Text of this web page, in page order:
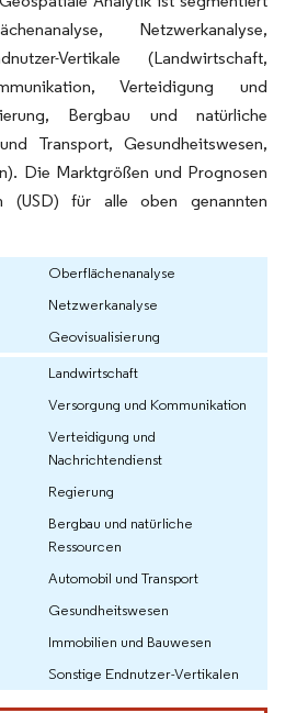
Netzwerkanalyse,
Vertikale (Landwirtschaft,
Verteidigung und
Bergbau und natürliche
Transport, Gesundheitswesen,
Die Marktgrößen und Prognosen
(USD) für alle oben genannten
Oberflächenanalyse
Netzwerkanalyse
Geovisualisierung
Landwirtschaft
Versorgung und Kommunikation
Verteidigung und
Nachrichtendienst
Regierung
Bergbau und natürliche
Ressourcen
Automobil und Transport
Gesundheitswesen
Immobilien und Bauwesen
Sonstige Endnutzer-Vertikalen